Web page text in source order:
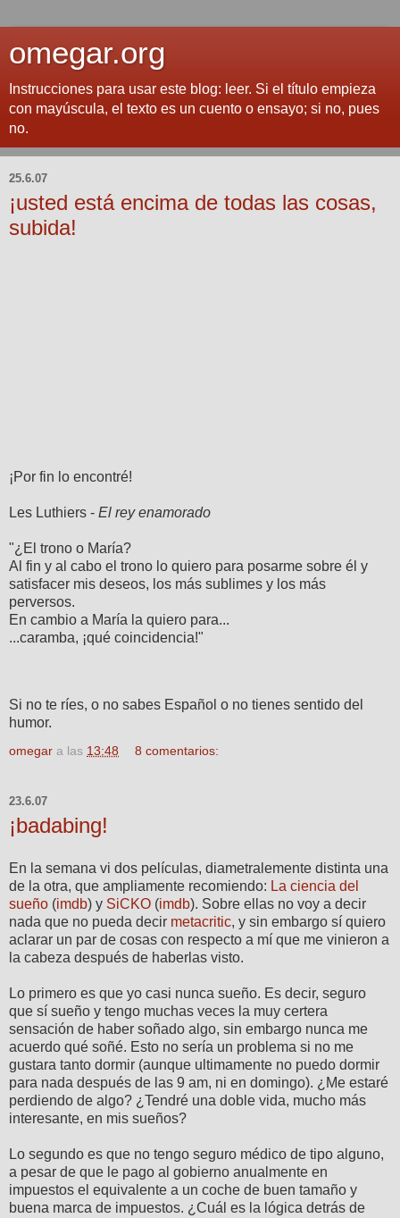
omegar.org
Instrucciones para usar este blog: leer. Si el título empieza
con mayúscula, el texto es un cuento o ensayo; si no, pues
no.
25.6.07
¡usted está encima de todas las cosas,
subida!
¡Por fin lo encontré!
Les Luthiers - El rey enamorado
"¿El trono o María?
Al fin y al cabo el trono lo quiero para posarme sobre él y
satisfacer mis deseos, los más sublimes y los más
perversos.
En cambio a María la quiero para...
...caramba, ¡qué coincidencia!"
Si no te ríes, o no sabes Español o no tienes sentido del
humor.
omegar a las 13:48 8 comentarios:
23.6.07
¡badabing!
En la semana vi dos películas, diametralemente distinta una
de la otra, que ampliamente recomiendo: La ciencia del
sueño (imdb) y SiCKO (imdb). Sobre ellas no voy a decir
nada que no pueda decir metacritic, y sin embargo sí quiero
aclarar un par de cosas con respecto a mí que me vinieron a
la cabeza después de haberlas visto.
Lo primero es que yo casi nunca sueño. Es decir, seguro
que sí sueño y tengo muchas veces la muy certera
sensación de haber soñado algo, sin embargo nunca me
acuerdo qué soñé. Esto no sería un problema si no me
gustara tanto dormir (aunque ultimamente no puedo dormir
para nada después de las 9 am, ni en domingo). ¿Me estaré
perdiendo de algo? ¿Tendré una doble vida, mucho más
interesante, en mis sueños?
Lo segundo es que no tengo seguro médico de tipo alguno,
a pesar de que le pago al gobierno anualmente en
impuestos el equivalente a un coche de buen tamaño y
buena marca de impuestos. ¿Cuál es la lógica detrás de